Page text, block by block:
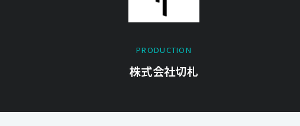
PRODUCTION
株式会社切札